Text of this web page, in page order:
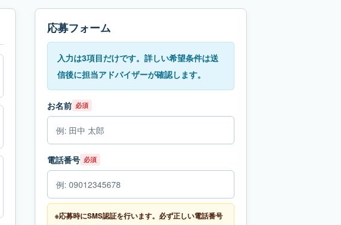
応募フォーム
入力は3項目だけです。詳しい希望条件は送
信後に担当アドバイザーが確認します。
お名前 必須
電話番号 必須
※応募時にSMS認証を行います。必ず正しい電話番号